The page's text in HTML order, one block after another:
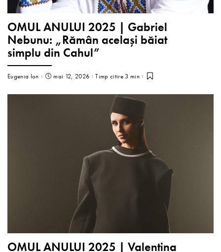
OMUL ANULUI 2025 | Gabriel
Nebunu: „Rămân același băiat
simplu din Cahul”
Eugenia Ion mai 12, 2026 Timp citire 3 min
OMUL ANULUI 2025 | Valentina